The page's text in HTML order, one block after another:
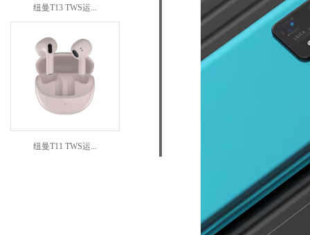
纽曼T13 TWS运...
纽曼T11 TWS运...